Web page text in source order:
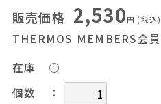
販売価格 2,530円 (税込)
THERMOS MEMBERS会
在庫
○
個数
：